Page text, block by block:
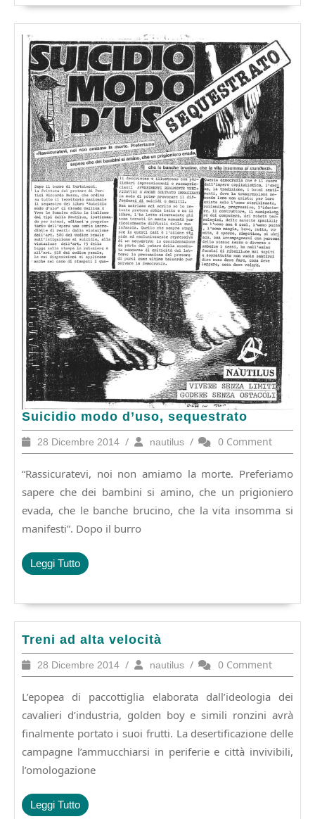
Suicidio modo d’uso, sequestrato
Suicidio
modo
d’uso,
28 Dicembre 201428
Dicembre
2014
/ nautilusnautilus
/ 0 Comment
“Rassicuratevi, noi non amiamo la morte. Preferiamo
sapere che dei bambini si amino, che un prigioniero
evada, che le banche brucino, che la vita insomma si
manifesti”. Dopo il burro
Leggi TuttoLeggi
Tutto
Treni ad alta velocità
Treni
ad
alta28 Dicembre 201428
Dicembre
2014
/ nautilusnautilus
/ 0 Comment
L’epopea di paccottiglia elaborata dall’ideologia dei
cavalieri d’industria, golden boy e simili ronzini avrà
finalmente portato i suoi frutti. La desertificazione delle
campagne l’ammucchiarsi in periferie e città invivibili,
l’omologazione
Leggi TuttoLeggi